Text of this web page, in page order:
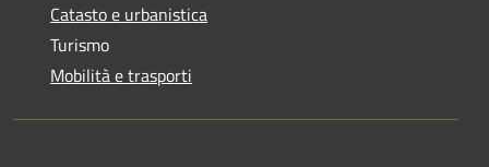
Catasto e urbanistica
Turismo
Mobilità e trasporti